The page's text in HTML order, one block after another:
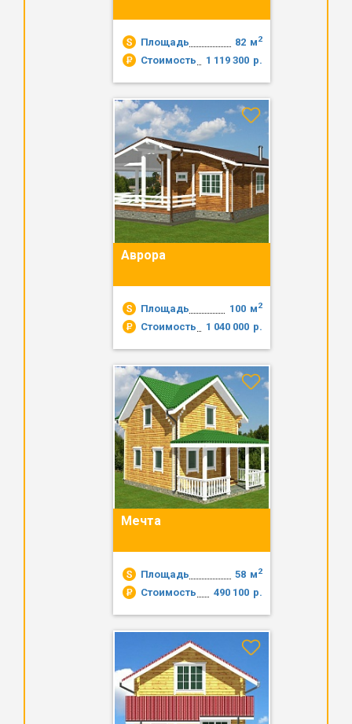
Площадь м2
82
Стоимость
р.
1 119 300
Аврора
Площадь м2
100
Стоимость
р.
1 040 000
Мечта
Площадь м2
58
Стоимость
р.
490 100